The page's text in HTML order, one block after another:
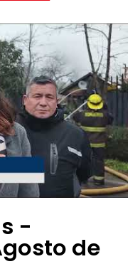
-
de